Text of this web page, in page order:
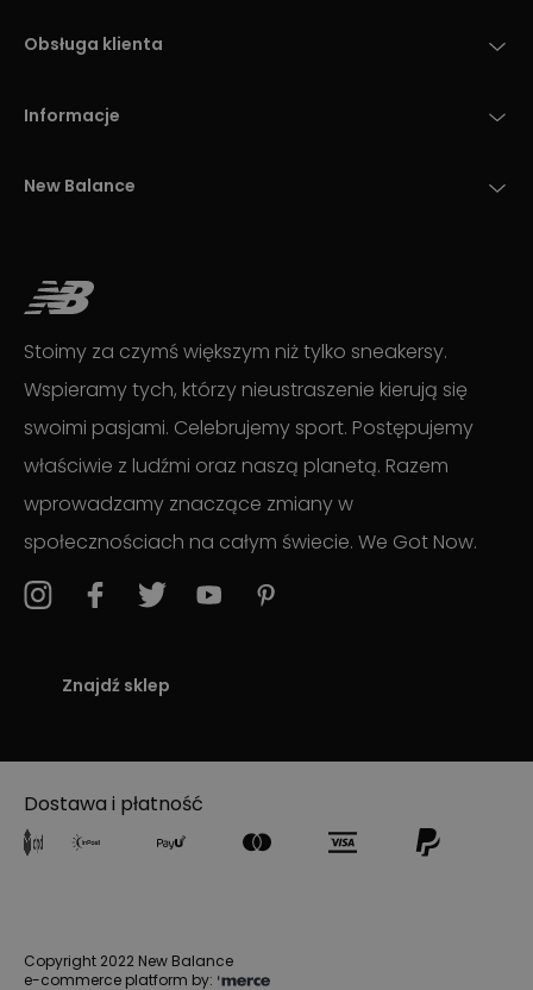
Obsługa klienta
Informacje
New Balance
Stoimy za czymś większym niż tylko sneakersy.
Wspieramy tych, którzy nieustraszenie kierują się
swoimi pasjami. Celebrujemy sport. Postępujemy
właściwie z ludźmi oraz naszą planetą. Razem
wprowadzamy znaczące zmiany w
społecznościach na całym świecie. We Got Now.
Znajdź sklep
Dostawa i płatność
Copyright 2022 New Balance
e-commerce platform by: